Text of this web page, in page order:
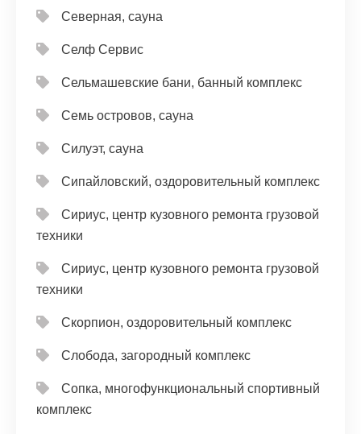
Северная, сауна
Селф Сервис
Сельмашевские бани, банный комплекс
Семь островов, сауна
Силуэт, сауна
Сипайловский, оздоровительный комплекс
Сириус, центр кузовного ремонта грузовой
техники
Сириус, центр кузовного ремонта грузовой
техники
Скорпион, оздоровительный комплекс
Слобода, загородный комплекс
Сопка, многофункциональный спортивный
комплекс